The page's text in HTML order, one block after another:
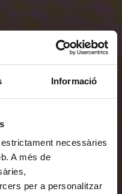
Informació
necessàries
A més de
per a personalitzar